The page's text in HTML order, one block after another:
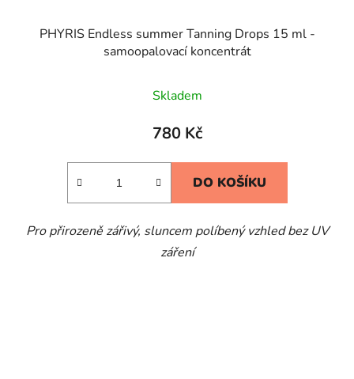
PHYRIS Endless summer Tanning Drops 15 ml -
samoopalovací koncentrát
Skladem
780 Kč
DO KOŠÍKU
Pro přirozeně zářivý, sluncem políbený vzhled bez UV
záření